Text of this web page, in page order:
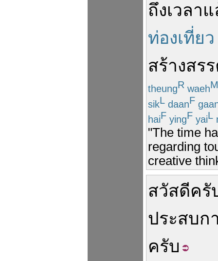
ถึงเวลา
ท่องเที่ยว
สร้างสร
theungR waehM
sikL daanF
haiF yingF yaiL
"The time
regarding
creative
สวัสดีครั
ประสบก
ครับ